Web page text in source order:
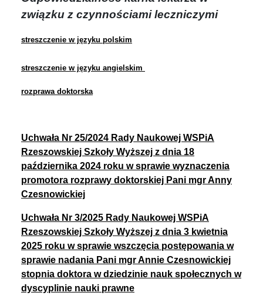
związku z czynnościami leczniczymi
streszczenie w języku polskim
streszczenie w języku angielskim
rozprawa doktorska
Uchwała Nr 25/2024 Rady Naukowej WSPiA
Rzeszowskiej Szkoły Wyższej z dnia 18
października 2024 roku w sprawie wyznaczenia
promotora rozprawy doktorskiej Pani mgr Anny
Czesnowickiej
Uchwała Nr 3/2025 Rady Naukowej WSPiA
Rzeszowskiej Szkoły Wyższej z dnia 3 kwietnia
2025 roku w sprawie wszczęcia postępowania w
sprawie nadania Pani mgr Annie Czesnowickiej
stopnia doktora w dziedzinie nauk społecznych w
dyscyplinie nauki prawne